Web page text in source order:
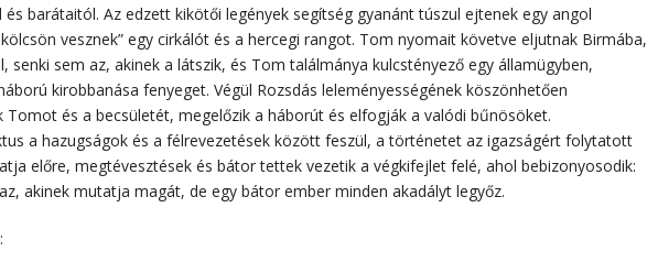
és barátaitól. Az edzett kikötői legények segítség gyanánt túszul ejtenek egy angol
vesznek” egy cirkálót és a hercegi rangot. Tom nyomait követve eljutnak Birmába,
senki sem az, akinek a látszik, és Tom találmánya kulcstényező egy államügyben,
kirobbanása fenyeget. Végül Rozsdás leleményességének köszönhetően
Tomot és a becsületét, megelőzik a háborút és elfogják a valódi bűnösöket.
a hazugságok és a félrevezetések között feszül, a történetet az igazságért folytatott
előre, megtévesztések és bátor tettek vezetik a végkifejlet felé, ahol bebizonyosodik:
akinek mutatja magát, de egy bátor ember minden akadályt legyőz.